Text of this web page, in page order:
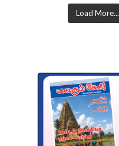
Load More...